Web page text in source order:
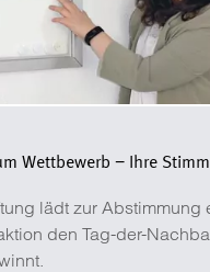
Wettbewerb − Ihre
lädt zur Abstimmung
den Tag-der-